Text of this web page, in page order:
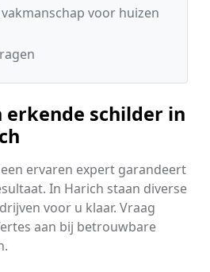
voor huizen
erkende schilder in
ervaren expert garandeert
In Harich staan diverse
voor u klaar. Vraag
aan bij betrouwbare